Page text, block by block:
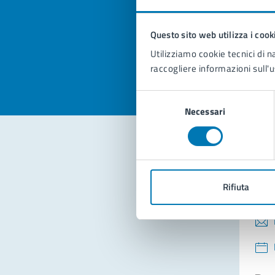
Questo sito web utilizza i
Utilizziamo cookie tecnici di
raccogliere informazioni
del
Necessari
Rifiuta
Valuta la